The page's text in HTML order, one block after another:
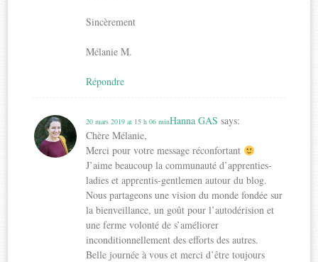
Sincèrement
Mélanie M.
Répondre
Hanna GAS says:
20 mars 2019 at 15 h 06 min
Chère Mélanie,
Merci pour votre message réconfortant
J’aime beaucoup la communauté d’apprenties-
ladies et apprentis-gentlemen autour du blog.
Nous partageons une vision du monde fondée sur
la bienveillance, un goût pour l’autodérision et
une ferme volonté de s’améliorer
inconditionnellement des efforts des autres.
Belle journée à vous et merci d’être toujours